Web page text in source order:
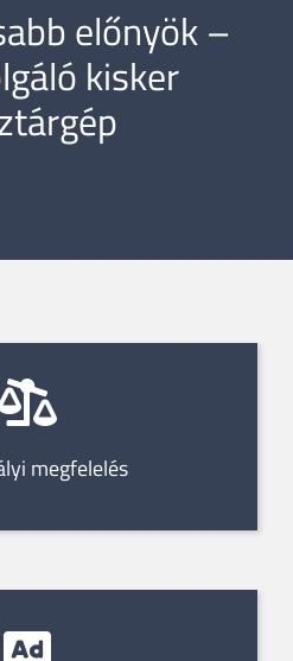
előnyök –
kisker
megfelelés